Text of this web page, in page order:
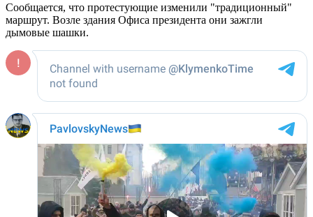
Сообщается, что протестующие изменили "традиционный"
маршрут. Возле здания Офиса президента они зажгли
дымовые шашки.